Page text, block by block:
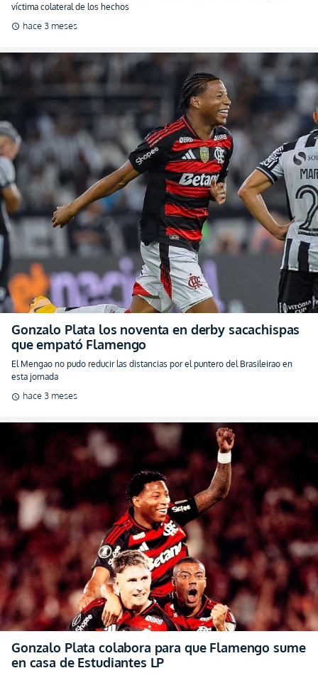
víctima colateral de los hechos
schedule hace 3 meses
Gonzalo Plata los noventa en derby sacachispas
que empató Flamengo
El Mengao no pudo reducir las distancias por el puntero del Brasileirao en
esta jornada
schedule hace 3 meses
Gonzalo Plata colabora para que Flamengo sume
en casa de Estudiantes LP